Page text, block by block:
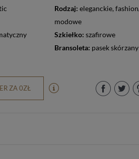
Rodzaj:eleganckie, fashion/
modowe
Szkiełko: szafirowe
Bransoleta: pasek skórzany
ZA 0ZŁ